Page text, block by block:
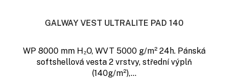
GALWAY VEST ULTRALITE PAD 140
WP 8000 mm H₂O, WVT 5000 g/m² 24h. Pánská
softshellová vesta 2 vrstvy, střední výplň
(140g/m²),...